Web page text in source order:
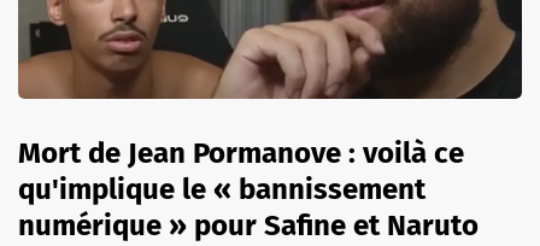
Mort de Jean Pormanove : voilà ce
qu'implique le « bannissement
numérique » pour Safine et Naruto